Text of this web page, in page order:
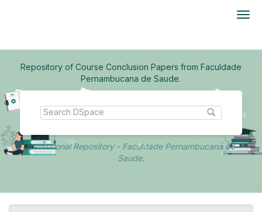
Repository of Course Conclusion Papers from Faculdade
Pernambucana de Saude.
Institutional Repository - Faculdade Pernambucana de
Saude.